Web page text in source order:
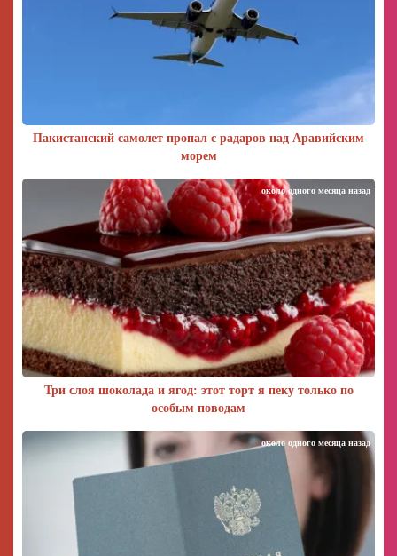
Пакистанский самолет пропал с радаров над Аравийским
морем
Три слоя шоколада и ягод: этот торт я пеку только по
особым поводам
около одного месяца назад
около одного месяца назад